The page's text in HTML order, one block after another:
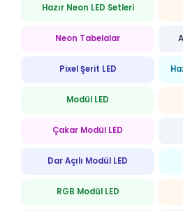
Hazır Neon LED Setleri
Neon Tabelalar
Pixel Şerit LED
Modül LED
Çakar Modül LED
Dar Açılı Modül LED
RGB Modül LED